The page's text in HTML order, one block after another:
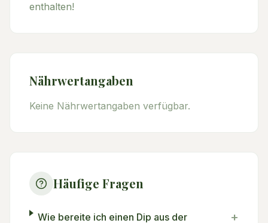
enthalten!
Nährwertangaben
Keine Nährwertangaben verfügbar.
Häufige Fragen
Wie bereite ich einen Dip aus der
+